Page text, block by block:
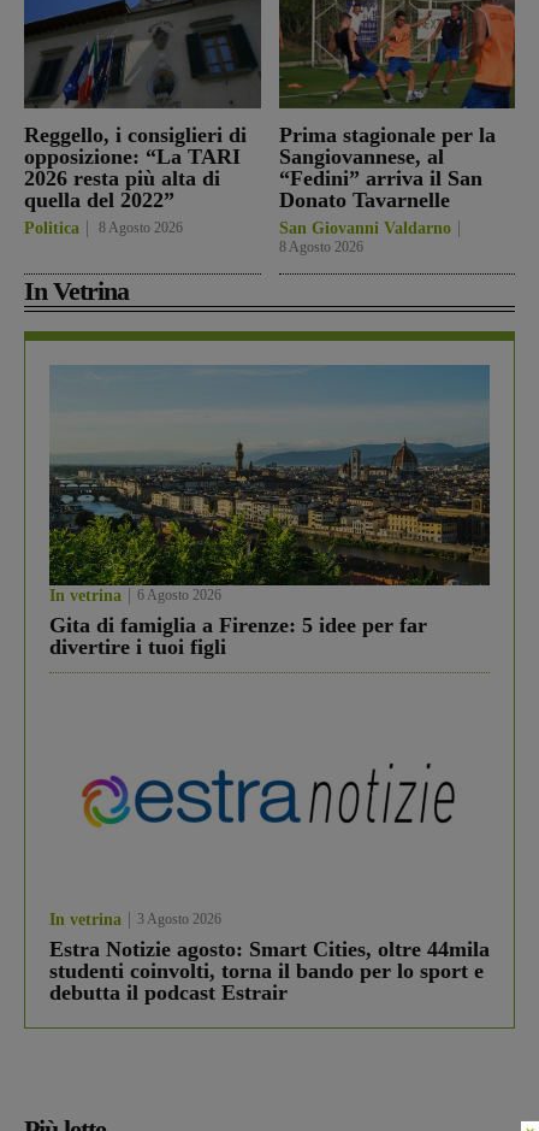
Reggello, i consiglieri di
opposizione: “La TARI
2026 resta più alta di
quella del 2022”
Politica 8 Agosto 2026
Prima stagionale per la
Sangiovannese, al
“Fedini” arriva il San
Donato Tavarnelle
San Giovanni Valdarno
8 Agosto 2026
In Vetrina
In vetrina 6 Agosto 2026
Gita di famiglia a Firenze: 5 idee per far
divertire i tuoi figli
In vetrina 3 Agosto 2026
Estra Notizie agosto: Smart Cities, oltre 44mila
studenti coinvolti, torna il bando per lo sport e
debutta il podcast Estrair